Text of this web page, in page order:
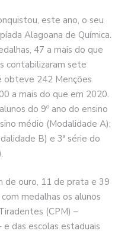
este ano, o seu
Alagoana de Química.
47 a mais do que
contabilizaram sete
obteve 242 Menções
a mais do que em 2020.
do 9º ano do ensino
médio (Modalidade A);
B) e 3ª série do
de ouro, 11 de prata e 39
medalhas os alunos
(CPM) –
das escolas estaduais